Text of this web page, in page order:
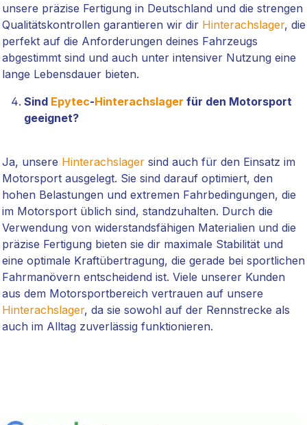
unsere präzise Fertigung in Deutschland und die strengen
Qualitätskontrollen garantieren wir dir Hinterachslager, die
perfekt auf die Anforderungen deines Fahrzeugs
abgestimmt sind und auch unter intensiver Nutzung eine
lange Lebensdauer bieten.
Sind Epytec-Hinterachslager für den Motorsport
geeignet?
Ja, unsere Hinterachslagersind auch für den Einsatz im
Motorsport ausgelegt. Sie sind darauf optimiert, den
hohen Belastungen und extremen Fahrbedingungen, die
im Motorsport üblich sind, standzuhalten. Durch die
Verwendung von widerstandsfähigen Materialien und die
präzise Fertigung bieten sie dir maximale Stabilität und
eine optimale Kraftübertragung, die gerade bei sportlichen
Fahrmanövern entscheidend ist. Viele unserer Kunden
aus dem Motorsportbereich vertrauen auf unsere
Hinterachslager, da sie sowohl auf der Rennstrecke als
auch im Alltag zuverlässig funktionieren.